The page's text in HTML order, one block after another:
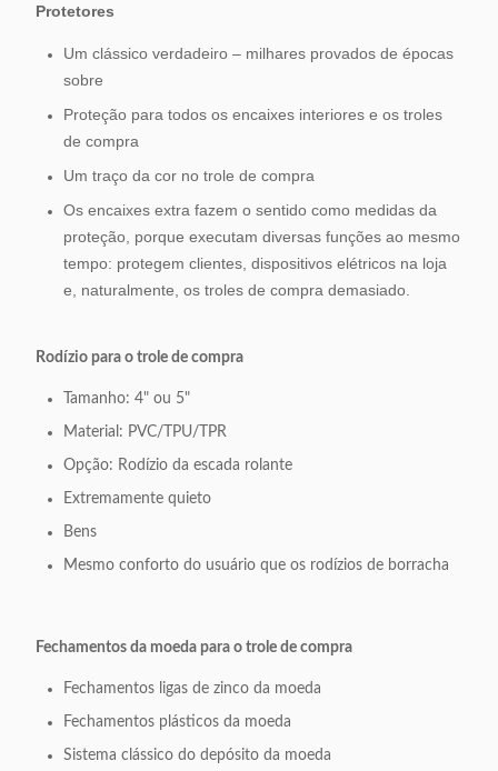
Protetores
Um clássico verdadeiro – milhares provados de épocas
sobre
Proteção para todos os encaixes interiores e os troles
de compra
Um traço da cor no trole de compra
Os encaixes extra fazem o sentido como medidas da
proteção, porque executam diversas funções ao mesmo
tempo: protegem clientes, dispositivos elétricos na loja
e, naturalmente, os troles de compra demasiado.
Rodízio para o trole de compra
Tamanho: 4" ou 5"
Material: PVC/TPU/TPR
Opção: Rodízio da escada rolante
Extremamente quieto
Bens
Mesmo conforto do usuário que os rodízios de borracha
Fechamentos da moeda para o trole de compra
Fechamentos ligas de zinco da moeda
Fechamentos plásticos da moeda
Sistema clássico do depósito da moeda